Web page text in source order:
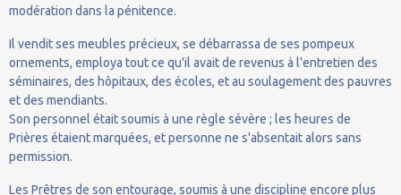
modération dans la pénitence.
Il vendit ses meubles précieux, se débarrassa de ses pompeux
ornements, employa tout ce qu'il avait de revenus à l'entretien des
séminaires, des hôpitaux, des écoles, et au soulagement des pauvres
et des mendiants.
Son personnel était soumis à une règle sévère ; les heures de
Prières étaient marquées, et personne ne s'absentait alors sans
permission.
Les Prêtres de son entourage, soumis à une discipline encore plus